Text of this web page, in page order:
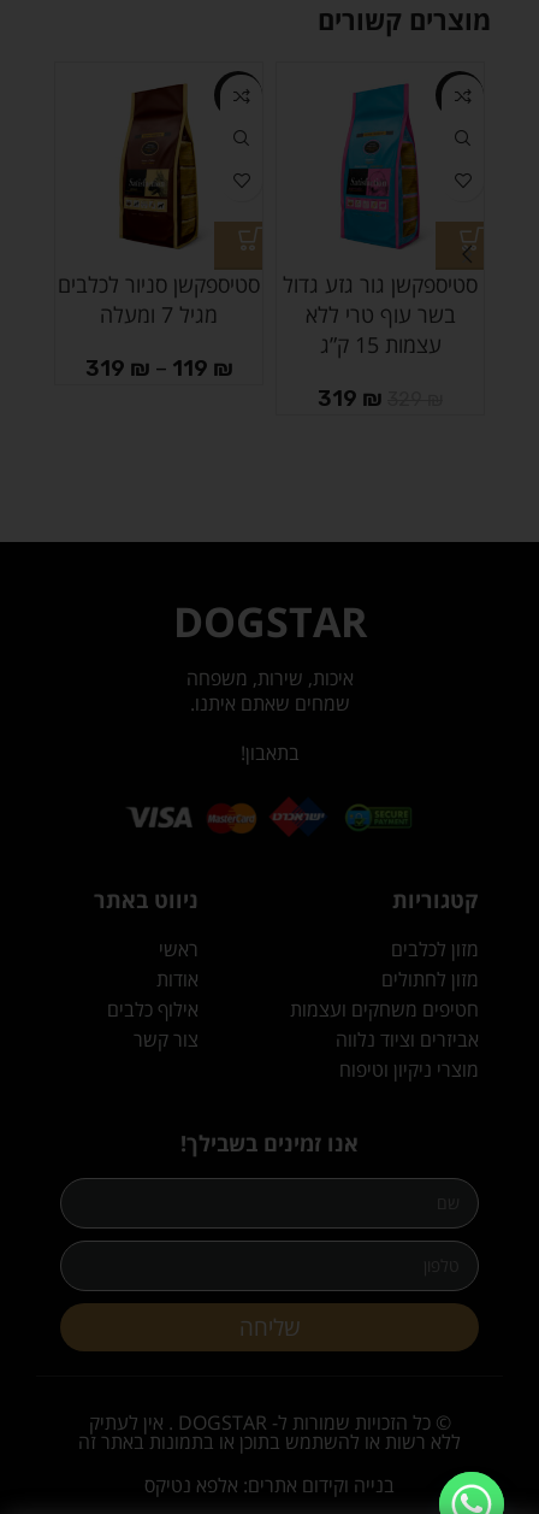
מוצרים קשורים
-3%
סטיספקשן גור גזע גדול
בשר עוף טרי ללא
עצמות 15 ק”ג
319 ₪
-8%
סטיספקשן סניור לכלבים
מגיל 7 ומעלה
119 ₪
–
319 ₪
DOGSTAR
איכות, שירות, משפחה
שמחים שאתם איתנו.
בתאבון!
קטגוריות
מזון לכלבים
מזון לחתולים
חטיפים משחקים ועצמות
אביזרים וציוד נלווה
מוצרי ניקיון וטיפוח
ניווט באתר
ראשי
אודות
אילוף כלבים
צור קשר
אנו זמינים בשבילך!
שליחה
© כל הזכויות שמורות ל- DOGSTAR . אין לעתיק
ללא רשות או להשתמש בתוכן או בתמונות באתר זה
בנייה וקידום אתרים: אלפא נטיקס